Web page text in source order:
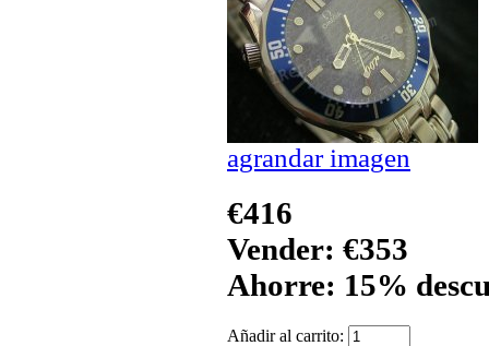
agrandar imagen
€416
Vender: €353
Ahorre: 15%
Añadir al carrito: